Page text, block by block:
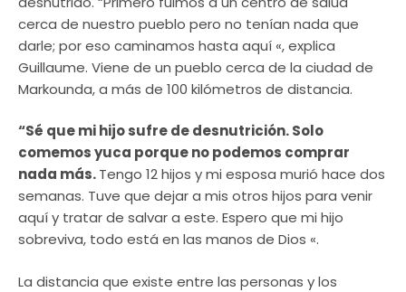
cerca de nuestro pueblo pero no tenían nada que
darle; por eso caminamos hasta aquí «, explica
Guillaume. Viene de un pueblo cerca de la ciudad de
Markounda, a más de 100 kilómetros de distancia.
“Sé que mi hijo sufre de desnutrición. Solo
comemos yuca porque no podemos comprar
nada más.Tengo 12 hijos y mi esposa murió hace dos
semanas. Tuve que dejar a mis otros hijos para venir
aquí y tratar de salvar a este. Espero que mi hijo
sobreviva, todo está en las manos de Dios «.
La distancia que existe entre las personas y los